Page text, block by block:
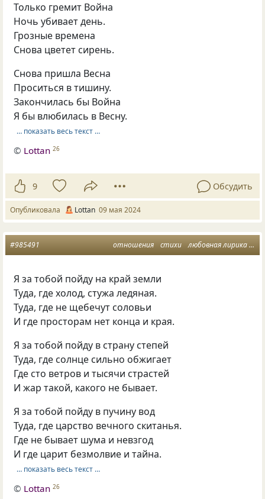
Только гремит Война
Ночь убивает день.
Грозные времена
Снова цветет сирень.
Снова пришла Весна
Проситься в тишину.
Закончилась бы Война
Я бы влюбилась в Весну.
… показать весь текст …
© Lottan 26
9 Обсудить
Опубликовала Lottan 09 мая 2024
отношения стихи любовная лирика
#985491
Я за тобой пойду на край земли
Туда, где холод, стужа ледяная.
Туда, где не щебечут соловьи
И где просторам нет конца и края.
Я за тобой пойду в страну степей
Туда, где солнце сильно обжигает
Где сто ветров и тысячи страстей
И жар такой, какого не бывает.
Я за тобой пойду в пучину вод
Туда, где царство вечного скитанья.
Где не бывает шума и невзгод
И где царит безмолвие и тайна.
… показать весь текст …
© Lottan 26